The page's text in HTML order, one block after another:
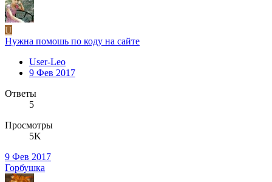
U
Нужна помошь по коду на сайте
User-Leo
9 Фев 2017
Ответы
5
Просмотры
5K
9 Фев 2017
Горбушка